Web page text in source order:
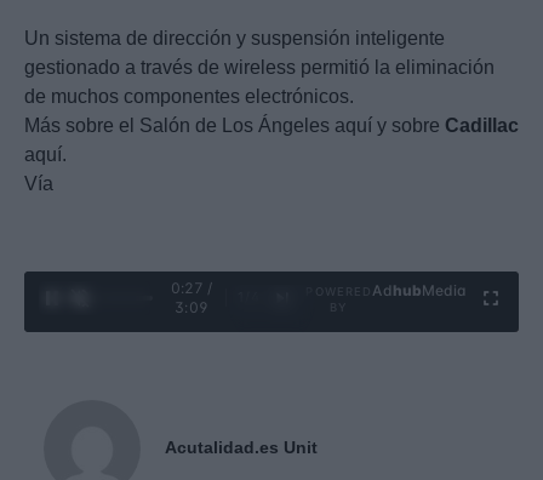
Un sistema de dirección y suspensión inteligente
gestionado a través de wireless permitió la eliminación
de muchos componentes electrónicos.
Más sobre el Salón de Los Ángeles aquí y sobre Cadillac
aquí.
Vía
0:28 /
3:09
Ad hubMedia
Acutalidad.es Unit